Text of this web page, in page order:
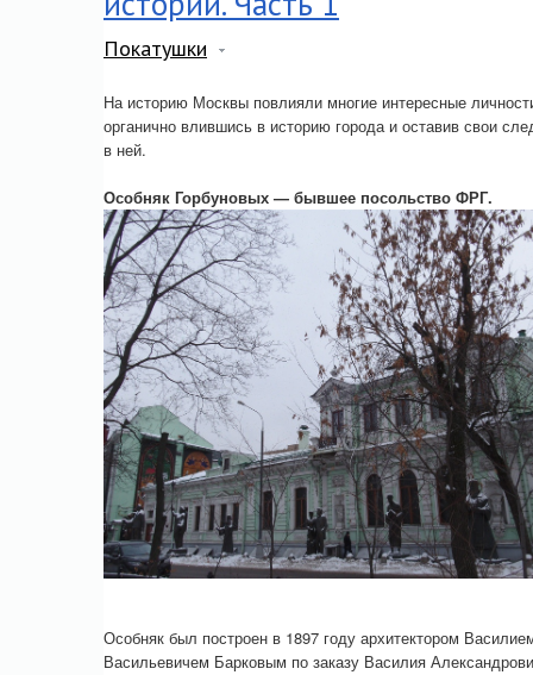
Покатушки
На историю Москвы повлияли многие интересные
органично влившись в историю города и оставив свои
в ней.
Особняк Горбуновых — бывшее посольство ФРГ.
Особняк был построен в 1897 году архитектором
Васильевичем Барковым по заказу Василия